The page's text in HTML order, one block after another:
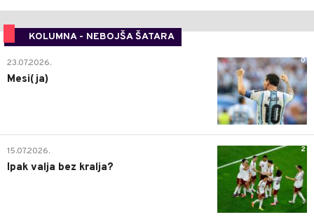
KOLUMNA - NEBOJŠA ŠATARA
0
23.07.2026.
Mesi(ja)
2
15.07.2026.
Ipak valja bez kralja?